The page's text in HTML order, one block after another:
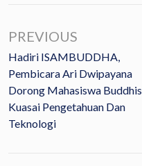
PREVIOUS
Hadiri ISAMBUDDHA,
Pembicara Ari Dwipayana
Dorong Mahasiswa Buddhis
Kuasai Pengetahuan Dan
Teknologi